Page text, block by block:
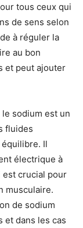
tous ceux qui
de sens selon
à réguler la
au bon
et peut ajouter
sodium est un
fluides
Il
électrique à
est crucial pour
musculaire.
de sodium
et dans les cas